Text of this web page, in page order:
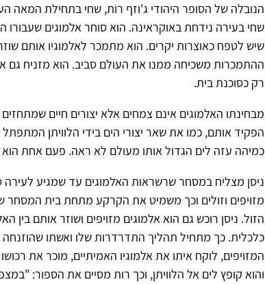
הנובלה של הסופר היהודי ג'וזף רוֹת, שחי בתחילת המאה
שחי בעירה נידחת באוקראינה. הוא סוחר אלמוגים שעבורו
שיש לטפח כאוצרות יקרים. הוא מתמכר לאלמוגיו אותם
ההתמכרות משכיחה ממנו את העולם סביב. הוא מזניח גם
רק כסוכנת בית.
מבחינתו האלמוגים אינם צמחים אלא יצורים חיים
הפקיד אותם, כמו את שאר יצורי הים בידי הלוויתן
כמיהה עזה לים הגדול אותו מעולם לא ראה. פעם אחת
ניסן מצליח במסחר שרשראות האלמוגים עד שמגיע
מזויפים וזולים וכך משמיט את הקרקע מתחת בית המסחר
הזול. ניסן רוכש גם הוא אלמוגים מזויפים ושוזר אותם בין
כלכלית. כך מתחיל תהליך התדרדרות שלו ואשתו שהוזנחה
המזויפים, לוקח איתו את אלמוגיו האמיתיים, מוכר את
והוא קופץ לים אל הלוויתן, וכך רות מסיים את הספור: